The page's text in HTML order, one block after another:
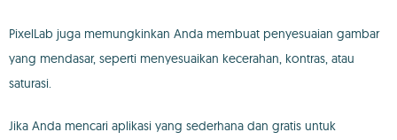
PixelLab juga memungkinkan Anda membuat penyesuaian gambar
yang mendasar, seperti menyesuaikan kecerahan, kontras, atau
saturasi.
Jika Anda mencari aplikasi yang sederhana dan gratis untuk